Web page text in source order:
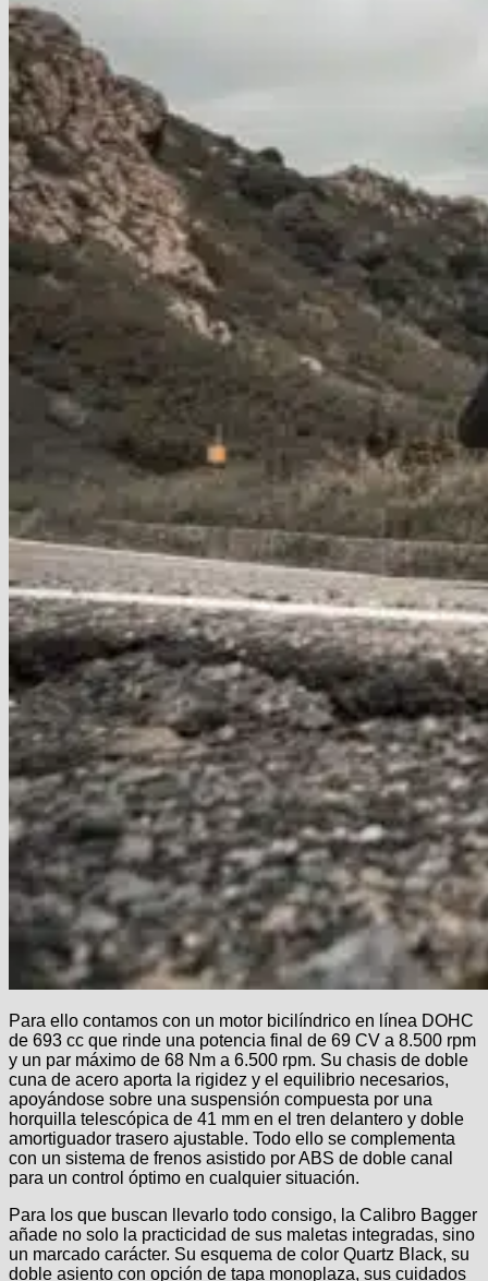
Para ello contamos con un motor bicilíndrico en línea DOHC
de 693 cc que rinde una potencia final de 69 CV a 8.500 rpm
y un par máximo de 68 Nm a 6.500 rpm. Su chasis de doble
cuna de acero aporta la rigidez y el equilibrio necesarios,
apoyándose sobre una suspensión compuesta por una
horquilla telescópica de 41 mm en el tren delantero y doble
amortiguador trasero ajustable. Todo ello se complementa
con un sistema de frenos asistido por ABS de doble canal
para un control óptimo en cualquier situación.
Para los que buscan llevarlo todo consigo, la Calibro Bagger
añade no solo la practicidad de sus maletas integradas, sino
un marcado carácter. Su esquema de color Quartz Black, su
doble asiento con opción de tapa monoplaza, sus cuidados